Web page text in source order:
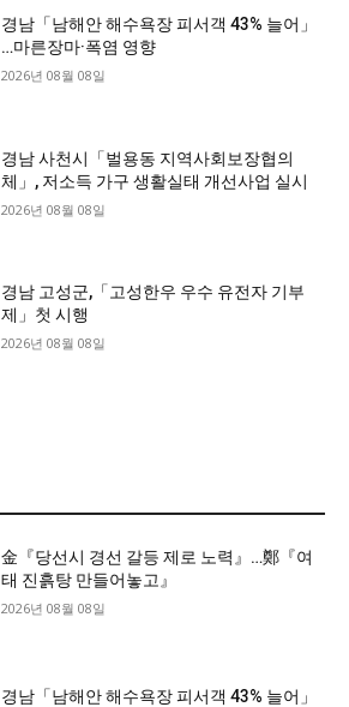
경남「남해안 해수욕장 피서객 43% 늘어」
…마른장마·폭염 영향
2026년 08월 08일
경남 사천시「벌용동 지역사회보장협의
체」, 저소득 가구 생활실태 개선사업 실시
2026년 08월 08일
경남 고성군,「고성한우 우수 유전자 기부
제」첫 시행
2026년 08월 08일
金『당선시 경선 갈등 제로 노력』…鄭『여
태 진흙탕 만들어놓고』
2026년 08월 08일
경남「남해안 해수욕장 피서객 43% 늘어」